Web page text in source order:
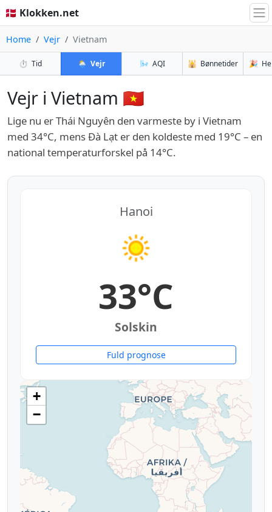
🇩🇰 Klokken.net
Home Vejr Vietnam
⏱️ Tid 🌦️ Vejr 🌬️ AQI 🕌 Bønnetider 🎉
Vejr i Vietnam 🇻🇳
Lige nu er Thái Nguyên den varmeste by i Vietnam
med 34°C, mens Đà Lạt er den koldeste med 19°C – en
national temperaturforskel på 14°C.
Hanoi
33°C
Solskin
Fuld prognose
+
−